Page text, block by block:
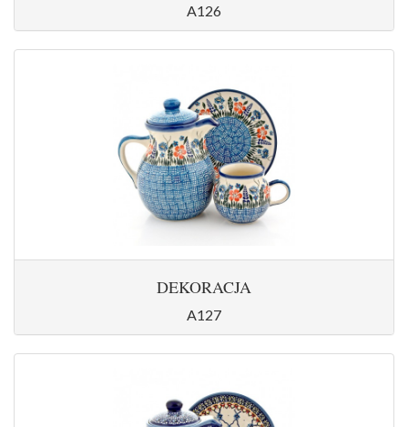
A126
DEKORACJA
A127